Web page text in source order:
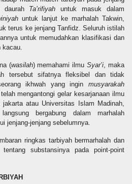
daurah Ta’rifiyah untuk masuk dalam
untuk lanjut ke marhalah Takwin,
terus ke jenjang Tanfidz. Seluruh istilah
untuk memudahkan klasifikasi dan
kacau.
(wasilah) memahami ilmuSyar’i, maka
tersebut sifatnya fleksibel dan tidak
ikhwah yang ingin musyarakah
mengantongi gelar kesarjanaan ilmu
atau Universitas Islam Madinah,
bergabung dalam marhalah
jenjang-jenjang sebelumnya.
ringkas tarbiyah bermarhalah dan
substansinya pada point-point